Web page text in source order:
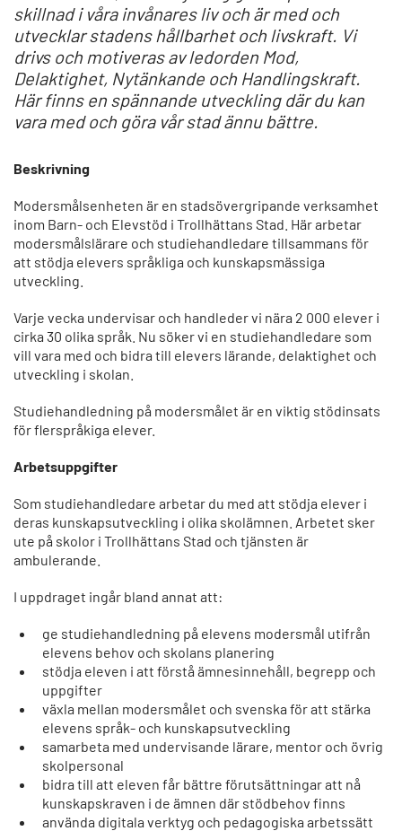
skillnad i våra invånares liv och är med och
utvecklar stadens hållbarhet och livskraft. Vi
drivs och motiveras av ledorden Mod,
Delaktighet, Nytänkande och Handlingskraft.
Här finns en spännande utveckling där du kan
vara med och göra vår stad ännu bättre.
Beskrivning
Modersmålsenheten är en stadsövergripande verksamhet
inom Barn- och Elevstöd i Trollhättans Stad. Här arbetar
modersmålslärare och studiehandledare tillsammans för
att stödja elevers språkliga och kunskapsmässiga
utveckling.
Varje vecka undervisar och handleder vi nära 2 000 elever i
cirka 30 olika språk. Nu söker vi en studiehandledare som
vill vara med och bidra till elevers lärande, delaktighet och
utveckling i skolan.
Studiehandledning på modersmålet är en viktig stödinsats
för flerspråkiga elever.
Arbetsuppgifter
Som studiehandledare arbetar du med att stödja elever i
deras kunskapsutveckling i olika skolämnen. Arbetet sker
ute på skolor i Trollhättans Stad och tjänsten är
ambulerande.
I uppdraget ingår bland annat att:
ge studiehandledning på elevens modersmål utifrån
elevens behov och skolans planering
stödja eleven i att förstå ämnesinnehåll, begrepp och
uppgifter
växla mellan modersmålet och svenska för att stärka
elevens språk- och kunskapsutveckling
samarbeta med undervisande lärare, mentor och övrig
skolpersonal
bidra till att eleven får bättre förutsättningar att nå
kunskapskraven i de ämnen där stödbehov finns
använda digitala verktyg och pedagogiska arbetssätt